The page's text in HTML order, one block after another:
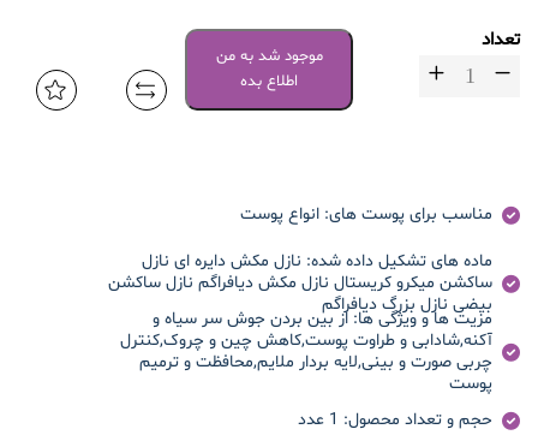
تعداد
موجود شد به من
اطلاع بده
مناسب برای پوست های: انواع پوست
ماده های تشکیل داده شده: نازل مکش دایره ای نازل
ساکشن میکرو کریستال نازل مکش دیافراگم نازل ساکشن
بیضی نازل بزرگ دیافراگم
مزیت ها و ویژگی ها: از بین بردن جوش سر سیاه و
آکنه,شادابی و طراوت پوست,کاهش چین و چروک,کنترل
چربی صورت و بینی,لایه بردار ملایم,محافظت و ترمیم
پوست
حجم و تعداد محصول: